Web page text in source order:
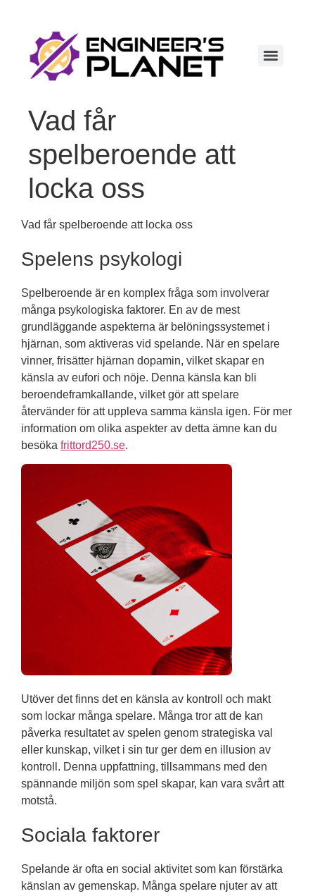
Vad får
spelberoende att
locka oss
Vad får spelberoende att locka oss
Spelens psykologi
Spelberoende är en komplex fråga som involverar
många psykologiska faktorer. En av de mest
grundläggande aspekterna är belöningssystemet i
hjärnan, som aktiveras vid spelande. När en spelare
vinner, frisätter hjärnan dopamin, vilket skapar en
känsla av eufori och nöje. Denna känsla kan bli
beroendeframkallande, vilket gör att spelare
återvänder för att uppleva samma känsla igen. För mer
information om olika aspekter av detta ämne kan du
besöka frittord250.se.
Utöver det finns det en känsla av kontroll och makt
som lockar många spelare. Många tror att de kan
påverka resultatet av spelen genom strategiska val
eller kunskap, vilket i sin tur ger dem en illusion av
kontroll. Denna uppfattning, tillsammans med den
spännande miljön som spel skapar, kan vara svårt att
motstå.
Sociala faktorer
Spelande är ofta en social aktivitet som kan förstärka
känslan av gemenskap. Många spelare njuter av att